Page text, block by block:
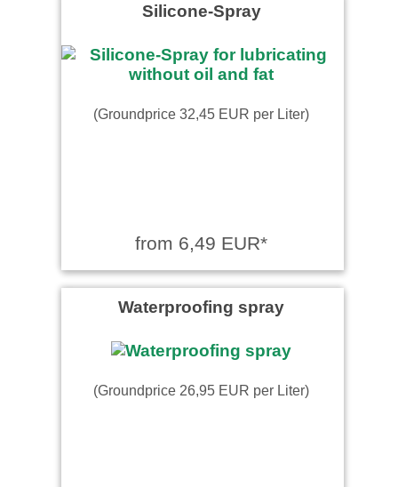
Silicone-Spray
(Groundprice 32,45 EUR per Liter)
from 6,49 EUR*
Waterproofing spray
(Groundprice 26,95 EUR per Liter)